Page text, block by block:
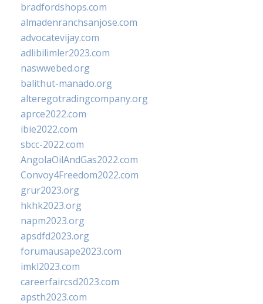
bradfordshops.com
almadenranchsanjose.com
advocatevijay.com
adlibilimler2023.com
naswwebed.org
balithut-manado.org
alteregotradingcompany.org
aprce2022.com
ibie2022.com
sbcc-2022.com
AngolaOilAndGas2022.com
Convoy4Freedom2022.com
grur2023.org
hkhk2023.org
napm2023.org
apsdfd2023.org
forumausape2023.com
imkl2023.com
careerfaircsd2023.com
apsth2023.com